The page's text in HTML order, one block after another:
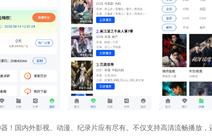
！国内外影视、动漫、纪录片应有尽有。不仅支持高清流畅播放，